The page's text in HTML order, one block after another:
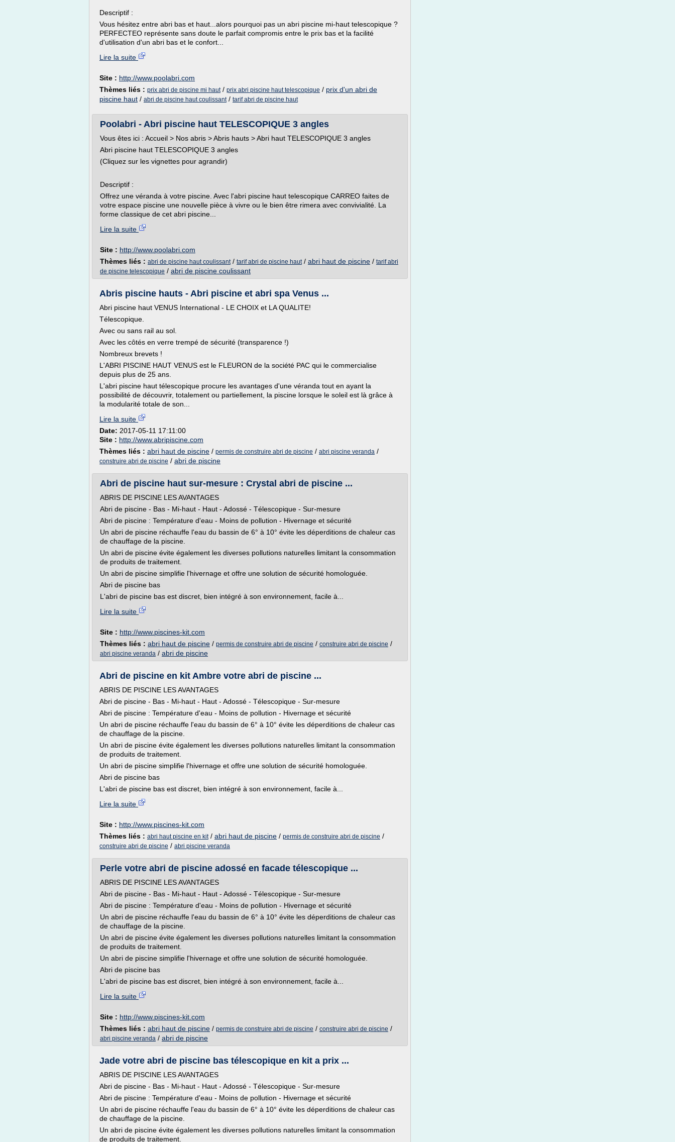
Descriptif :
Vous hésitez entre abri bas et haut...alors pourquoi pas un abri piscine mi-haut telescopique ?
PERFECTEO représente sans doute le parfait compromis entre le prix bas et la facilité
d'utilisation d'un abri bas et le confort...
Lire la suite
Site : http://www.poolabri.com
Thèmes liés : prix abri de piscine mi haut/ prix abri piscine haut telescopique / prix d'un abri de
piscine haut / abri de piscine haut coulissant/ tarif abri de piscine haut
Poolabri - Abri piscine haut TELESCOPIQUE 3 angles
Vous êtes ici : Accueil > Nos abris > Abris hauts > Abri haut TELESCOPIQUE 3 angles
Abri piscine haut TELESCOPIQUE 3 angles
(Cliquez sur les vignettes pour agrandir)
Descriptif :
Offrez une véranda à votre piscine. Avec l'abri piscine haut telescopique CARREO faites de
votre espace piscine une nouvelle pièce à vivre ou le bien être rimera avec convivialité. La
forme classique de cet abri piscine...
Lire la suite
Site : http://www.poolabri.com
Thèmes liés : abri de piscine haut coulissant/ tarif abri de piscine haut/ abri haut de piscine / tarif abri
de piscine telescopique / abri de piscine coulissant
Abris piscine hauts - Abri piscine et abri spa Venus ...
Abri piscine haut VENUS International - LE CHOIX et LA QUALITE!
Télescopique.
Avec ou sans rail au sol.
Avec les côtés en verre trempé de sécurité (transparence !)
Nombreux brevets !
L'ABRI PISCINE HAUT VENUS est le FLEURON de la société PAC qui le commercialise
depuis plus de 25 ans.
L'abri piscine haut télescopique procure les avantages d'une véranda tout en ayant la
possibilité de découvrir, totalement ou partiellement, la piscine lorsque le soleil est là grâce à
la modularité totale de son...
Lire la suite
Date: 2017-05-11 17:11:00
Site : http://www.abripiscine.com
Thèmes liés : abri haut de piscine / permis de construire abri de piscine / abri piscine veranda /
construire abri de piscine / abri de piscine
Abri de piscine haut sur-mesure : Crystal abri de piscine ...
ABRIS DE PISCINE LES AVANTAGES
Abri de piscine - Bas - Mi-haut - Haut - Adossé - Télescopique - Sur-mesure
Abri de piscine : Température d'eau - Moins de pollution - Hivernage et sécurité
Un abri de piscine réchauffe l'eau du bassin de 6° à 10° évite les déperditions de chaleur cas
de chauffage de la piscine.
Un abri de piscine évite également les diverses pollutions naturelles limitant la consommation
de produits de traitement.
Un abri de piscine simplifie l'hivernage et offre une solution de sécurité homologuée.
Abri de piscine bas
L'abri de piscine bas est discret, bien intégré à son environnement, facile à...
Lire la suite
Site : http://www.piscines-kit.com
Thèmes liés : abri haut de piscine / permis de construire abri de piscine / construire abri de piscine /
abri piscine veranda / abri de piscine
Abri de piscine en kit Ambre votre abri de piscine ...
ABRIS DE PISCINE LES AVANTAGES
Abri de piscine - Bas - Mi-haut - Haut - Adossé - Télescopique - Sur-mesure
Abri de piscine : Température d'eau - Moins de pollution - Hivernage et sécurité
Un abri de piscine réchauffe l'eau du bassin de 6° à 10° évite les déperditions de chaleur cas
de chauffage de la piscine.
Un abri de piscine évite également les diverses pollutions naturelles limitant la consommation
de produits de traitement.
Un abri de piscine simplifie l'hivernage et offre une solution de sécurité homologuée.
Abri de piscine bas
L'abri de piscine bas est discret, bien intégré à son environnement, facile à...
Lire la suite
Site : http://www.piscines-kit.com
Thèmes liés : abri haut piscine en kit/ abri haut de piscine / permis de construire abri de piscine /
construire abri de piscine / abri piscine veranda
Perle votre abri de piscine adossé en facade télescopique ...
ABRIS DE PISCINE LES AVANTAGES
Abri de piscine - Bas - Mi-haut - Haut - Adossé - Télescopique - Sur-mesure
Abri de piscine : Température d'eau - Moins de pollution - Hivernage et sécurité
Un abri de piscine réchauffe l'eau du bassin de 6° à 10° évite les déperditions de chaleur cas
de chauffage de la piscine.
Un abri de piscine évite également les diverses pollutions naturelles limitant la consommation
de produits de traitement.
Un abri de piscine simplifie l'hivernage et offre une solution de sécurité homologuée.
Abri de piscine bas
L'abri de piscine bas est discret, bien intégré à son environnement, facile à...
Lire la suite
Site : http://www.piscines-kit.com
Thèmes liés : abri haut de piscine / permis de construire abri de piscine / construire abri de piscine /
abri piscine veranda / abri de piscine
Jade votre abri de piscine bas télescopique en kit a prix ...
ABRIS DE PISCINE LES AVANTAGES
Abri de piscine - Bas - Mi-haut - Haut - Adossé - Télescopique - Sur-mesure
Abri de piscine : Température d'eau - Moins de pollution - Hivernage et sécurité
Un abri de piscine réchauffe l'eau du bassin de 6° à 10° évite les déperditions de chaleur cas
de chauffage de la piscine.
Un abri de piscine évite également les diverses pollutions naturelles limitant la consommation
de produits de traitement.